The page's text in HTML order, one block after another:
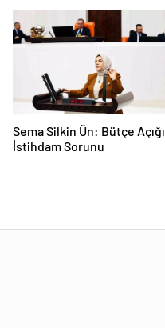
Sema Silkin Ün: Bütçe Açığı
İstihdam Sorunu